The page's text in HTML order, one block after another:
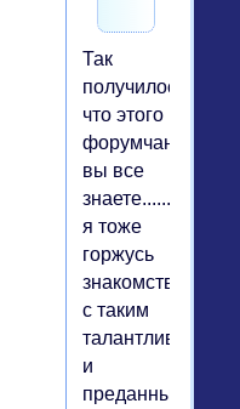
Так
получилось,
что этого
форумчанина
вы все
знаете......
я тоже
горжусь
знакомством
с таким
талантливейшим
и
преданным